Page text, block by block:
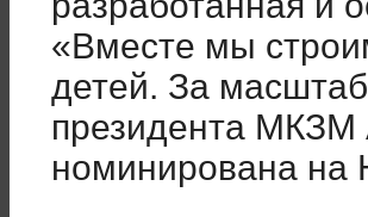
«Вместе мы
детей. За
президента МКЗМ
номинирована на